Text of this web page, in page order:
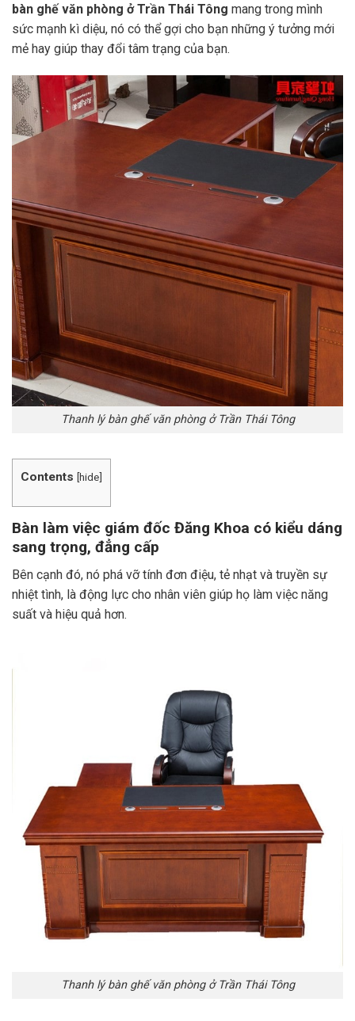
bàn ghế văn phòng ở Trần Thái Tông mang trong mình
sức mạnh kì diệu, nó có thể gợi cho bạn những ý tưởng mới
mẻ hay giúp thay đổi tâm trạng của bạn.
Thanh lý bàn ghế văn phòng ở Trần Thái Tông
Contents [hide]
Bàn làm việc giám đốc Đăng Khoa có kiểu dáng
sang trọng, đẳng cấp
Bên cạnh đó, nó phá vỡ tính đơn điệu, tẻ nhạt và truyền sự
nhiệt tình, là động lực cho nhân viên giúp họ làm việc năng
suất và hiệu quả hơn.
Thanh lý bàn ghế văn phòng ở Trần Thái Tông